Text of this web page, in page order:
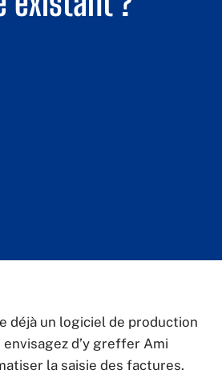
déjà un logiciel de production
d’y greffer Ami
la saisie des factures.